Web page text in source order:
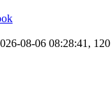
08-06 08:28:41, 120